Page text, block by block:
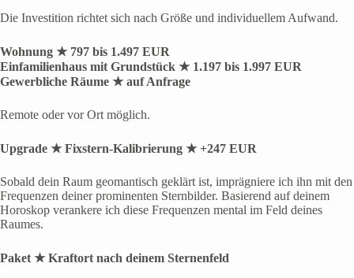
Die Investition richtet sich nach Größe und individuellem Aufwand.
Wohnung ★ 797 bis 1.497 EUR
Einfamilienhaus mit Grundstück ★ 1.197 bis 1.997 EUR
Gewerbliche Räume ★auf Anfrage
Remote oder vor Ort möglich.
Upgrade ★Fixstern-Kalibrierung ★+247 EUR
Sobald dein Raum geomantisch geklärt ist, imprägniere ich ihn mit den
Frequenzen deiner prominenten Sternbilder. Basierend auf deinem
Horoskop verankere ich diese Frequenzen mental im Feld deines
Raumes.
Paket ★ Kraftort nach deinem Sternenfeld